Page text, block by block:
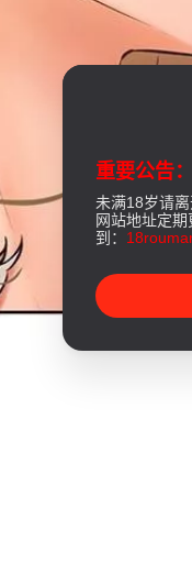
重要公告：
未满18岁请离
网站地址定
到：